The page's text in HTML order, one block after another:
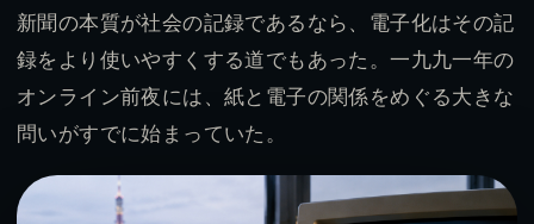
新聞の本質が社会の記録であるなら、電子化はその記
録をより使いやすくする道でもあった。一九九一年の
オンライン前夜には、紙と電子の関係をめぐる大きな
問いがすでに始まっていた。